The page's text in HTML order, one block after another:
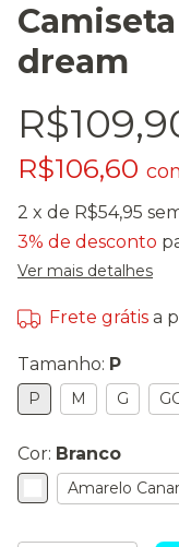
dream
R$106,60
2 x de R$54,95
3% de desconto
Ver mais detalhes
Frete grátis a
Tamanho: P
P M G
Cor: Branco
Amarelo